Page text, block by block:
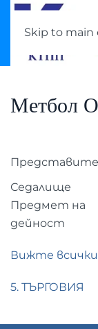
Skip to
Метбол
Седалище
Предмет на
дейност
Вижте
5. ТЪРГОВИЯ